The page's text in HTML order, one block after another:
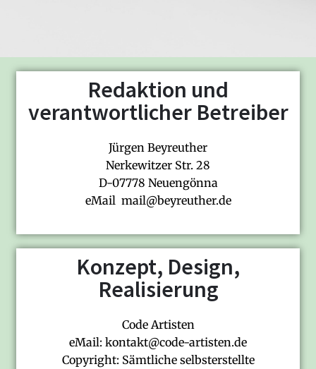
Redaktion und
verantwortlicher Betreiber
Jürgen Beyreuther
Nerkewitzer Str. 28
D-07778 Neuengönna
eMail mail@beyreuther.de
Konzept, Design,
Realisierung
Code Artisten
eMail: kontakt@code-artisten.de
Copyright: Sämtliche selbsterstellte